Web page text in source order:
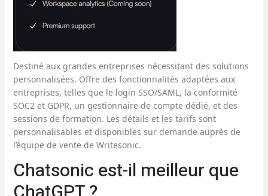
Destiné aux grandes entreprises nécessitant des solutions
personnalisées. Offre des fonctionnalités adaptées aux
entreprises, telles que le login SSO/SAML, la conformité
SOC2 et GDPR, un gestionnaire de compte dédié, et des
sessions de formation. Les détails et les tarifs sont
personnalisables et disponibles sur demande auprès de
l’équipe de vente de Writesonic.
Chatsonic est-il meilleur que